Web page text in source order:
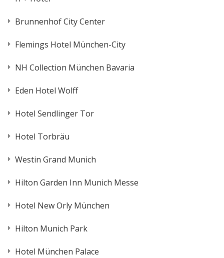
Brunnenhof City Center
Flemings Hotel München-City
NH Collection München Bavaria
Eden Hotel Wolff
Hotel Sendlinger Tor
Hotel Torbräu
Westin Grand Munich
Hilton Garden Inn Munich Messe
Hotel New Orly München
Hilton Munich Park
Hotel München Palace